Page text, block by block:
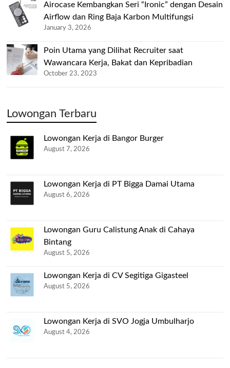
Airocase Kembangkan Seri “Ironic” dengan Desain
Airflow dan Ring Baja Karbon Multifungsi
January 3, 2026
Poin Utama yang Dilihat Recruiter saat
Wawancara Kerja, Bakat dan Kepribadian
October 23, 2023
Lowongan Terbaru
Lowongan Kerja di Bangor Burger
August 7, 2026
Lowongan Kerja di PT Bigga Damai Utama
August 6, 2026
Lowongan Guru Calistung Anak di Cahaya
Bintang
August 5, 2026
Lowongan Kerja di CV Segitiga Gigasteel
August 5, 2026
Lowongan Kerja di SVO Jogja Umbulharjo
August 4, 2026